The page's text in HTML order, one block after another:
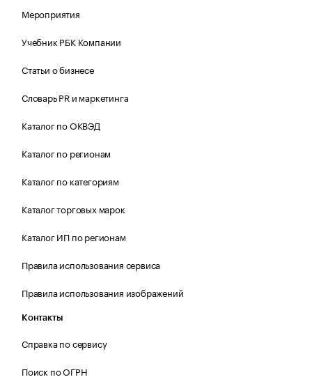
Мероприятия
Учебник РБК Компании
Статьи о бизнесе
Словарь PR и маркетинга
Каталог по ОКВЭД
Каталог по регионам
Каталог по категориям
Каталог торговых марок
Каталог ИП по регионам
Правила использования сервиса
Правила использования изображений
Контакты
Справка по сервису
Поиск по ОГРН